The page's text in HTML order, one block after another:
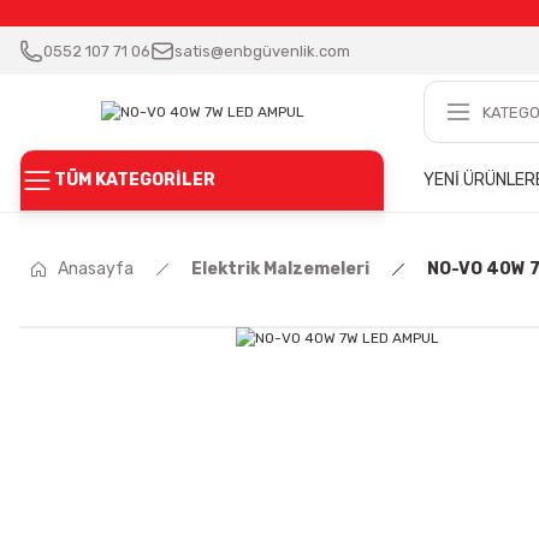
0552 107 71 06 satis@enbgüvenlik.com
TÜM KATEGORİLER YENİ ÜRÜNLER
Anasayfa Elektrik Malzemeleri NO-VO 40W